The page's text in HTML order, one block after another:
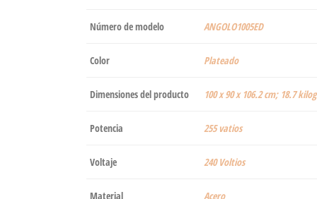
Número de modelo ‎ANGOLO1005ED
Color ‎Plateado
Dimensiones del producto ‎100 x 90 x 106.2 cm; 18.7
Potencia ‎255 vatios
Voltaje ‎240 Voltios
Material ‎Acero